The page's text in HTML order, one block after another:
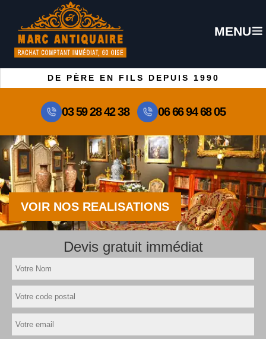
MENU
DE PÈRE EN FILS DEPUIS 1990
03 59 28 42 38 06 66 94 68 05
VOIR NOS REALISATIONS
Devis gratuit immédiat